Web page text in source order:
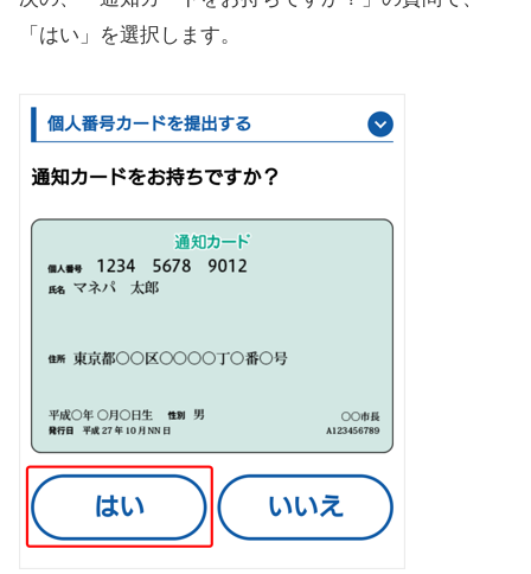
「はい」を選択します。